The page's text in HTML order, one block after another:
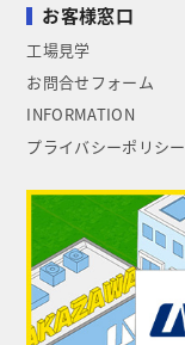
お客様窓口
工場見学
お問合せフォーム
INFORMATION
プライバシーポリシー